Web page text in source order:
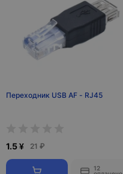
Переходник USB AF - RJ45
1.5 ¥ 21 ₽
12